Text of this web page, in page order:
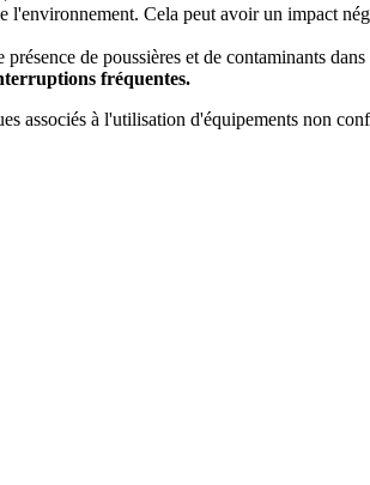
l'environnement. Cela peut avoir un impact
de poussières et de contaminants
fréquentes.
associés à l'utilisation d'équipements non